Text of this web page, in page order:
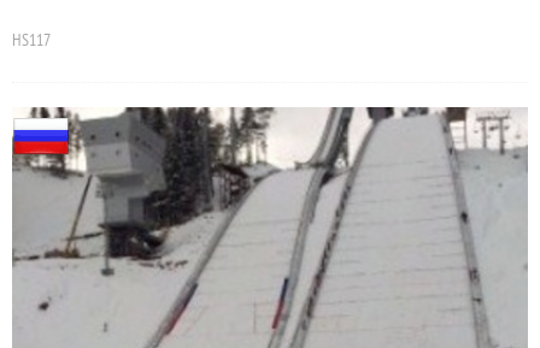
HS117